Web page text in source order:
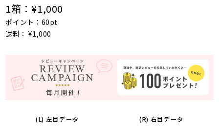
1箱：¥1,000
ポイント：60pt
送料： ¥1,000
(L) 左目データ (R) 右目データ